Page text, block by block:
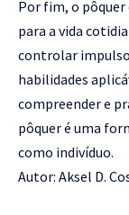
Por fim, o pôquer
para a vida
controlar
habilidades
compreender e
pôquer é uma
como indivíduo.
Autor: Aksel D.